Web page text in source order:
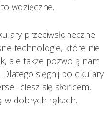
wdzięczne.
przeciwsłoneczne
technologie, które nie
ale także pozwolą nam
Dlatego sięgnij po okulary
i ciesz się słońcem,
w dobrych rękach.